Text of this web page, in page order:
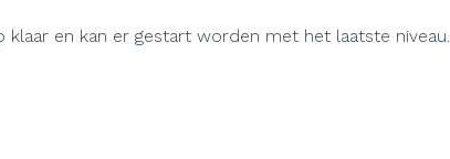
klaar en kan er gestart worden met het laatste niveau.